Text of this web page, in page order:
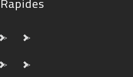
"> ">
"> ">